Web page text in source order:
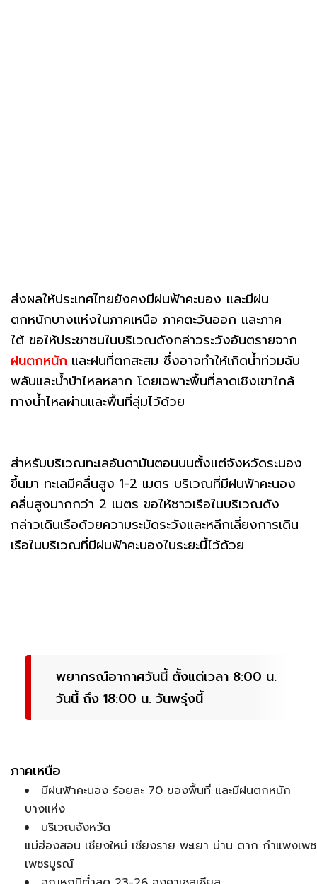
ส่งผลให้ประเทศไทยยังคงมีฝนฟ้าคะนอง และมีฝน
ตกหนักบางแห่งในภาคเหนือ ภาคตะวันออก และภาค
ใต้ ขอให้ประชาชนในบริเวณดังกล่าวระวังอันตรายจาก
ฝนตกหนัก และฝนที่ตกสะสม ซึ่งอาจทำให้เกิดน้ำท่วมฉับ
พลันและน้ำป่าไหลหลาก โดยเฉพาะพื้นที่ลาดเชิงเขาใกล้
ทางน้ำไหลผ่านและพื้นที่ลุ่มไว้ด้วย
สำหรับบริเวณทะเลอันดามันตอนบนตั้งแต่จังหวัดระนอง
ขึ้นมา ทะเลมีคลื่นสูง 1-2 เมตร บริเวณที่มีฝนฟ้าคะนอง
คลื่นสูงมากกว่า 2 เมตร ขอให้ชาวเรือในบริเวณดัง
กล่าวเดินเรือด้วยความระมัดระวังและหลีกเลี่ยงการเดิน
เรือในบริเวณที่มีฝนฟ้าคะนองในระยะนี้ไว้ด้วย
พยากรณ์อากาศวันนี้ ตั้งแต่เวลา 8:00 น.
วันนี้ ถึง 18:00 น. วันพรุ่งนี้
ภาคเหนือ
มีฝนฟ้าคะนอง ร้อยละ 70 ของพื้นที่ และมีฝนตกหนัก
บางแห่ง
บริเวณจังหวัด
แม่ฮ่องสอน เชียงใหม่ เชียงราย พะเยา น่าน ตาก กำแพงเพ
เพชรบูรณ์